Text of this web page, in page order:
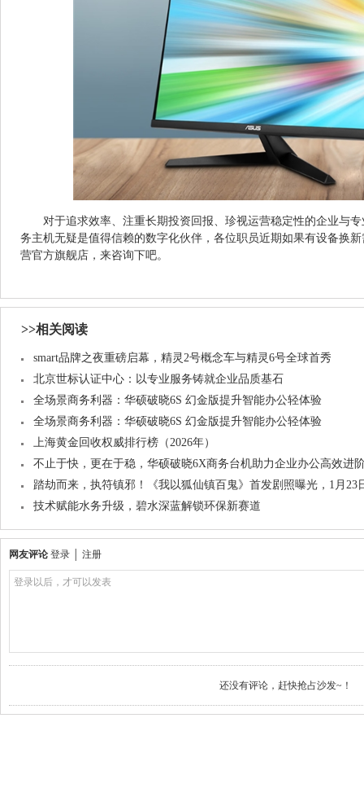
对于追求效率、注重长期投资回报、珍视运营稳定性的企业与
务主机无疑是值得信赖的数字化伙伴，各位职员近期如果有设备换
营官方旗舰店，来咨询下吧。
>>相关阅读
smart品牌之夜重磅启幕，精灵2号概念车与精灵6号全球首秀
北京世标认证中心：以专业服务铸就企业品质基石
全场景商务利器：华硕破晓6S 幻金版提升智能办公轻体验
全场景商务利器：华硕破晓6S 幻金版提升智能办公轻体验
上海黄金回收权威排行榜（2026年）
不止于快，更在于稳，华硕破晓6X商务台机助力企业办公高效进
踏劫而来，执符镇邪！《我以狐仙镇百鬼》首发剧照曝光，1月23
技术赋能水务升级，碧水深蓝解锁环保新赛道
网友评论 登录 注册
登录以后，才可以发表
还没有评论，赶快抢占沙发~！